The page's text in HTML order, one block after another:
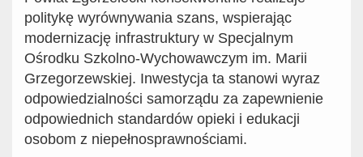
politykę wyrównywania szans, wspierając
modernizację infrastruktury w Specjalnym
Ośrodku Szkolno-Wychowawczym im. Marii
Grzegorzewskiej. Inwestycja ta stanowi wyraz
odpowiedzialności samorządu za zapewnienie
odpowiednich standardów opieki i edukacji
osobom z niepełnosprawnościami.